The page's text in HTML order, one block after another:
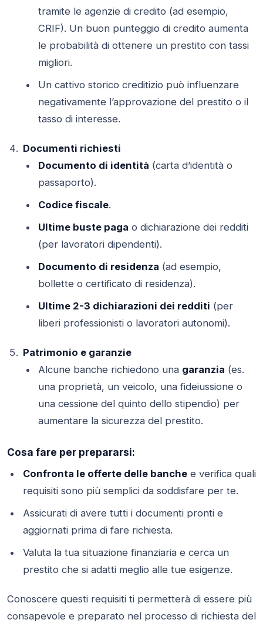
tramite le agenzie di credito (ad esempio,
CRIF). Un buon punteggio di credito aumenta
le probabilità di ottenere un prestito con tassi
migliori.
Un cattivo storico creditizio può influenzare
negativamente l’approvazione del prestito o il
tasso di interesse.
Documenti richiesti
Documento di identità (carta d’identità o
passaporto).
Codice fiscale.
Ultime buste paga o dichiarazione dei redditi
(per lavoratori dipendenti).
Documento di residenza (ad esempio,
bollette o certificato di residenza).
Ultime 2-3 dichiarazioni dei redditi (per
liberi professionisti o lavoratori autonomi).
Patrimonio e garanzie
Alcune banche richiedono una garanzia (es.
una proprietà, un veicolo, una fideiussione o
una cessione del quinto dello stipendio) per
aumentare la sicurezza del prestito.
Cosa fare per prepararsi:
Confronta le offerte delle banchee verifica quali
requisiti sono più semplici da soddisfare per te.
Assicurati di avere tutti i documenti pronti e
aggiornati prima di fare richiesta.
Valuta la tua situazione finanziaria e cerca un
prestito che si adatti meglio alle tue esigenze.
Conoscere questi requisiti ti permetterà di essere più
consapevole e preparato nel processo di richiesta del